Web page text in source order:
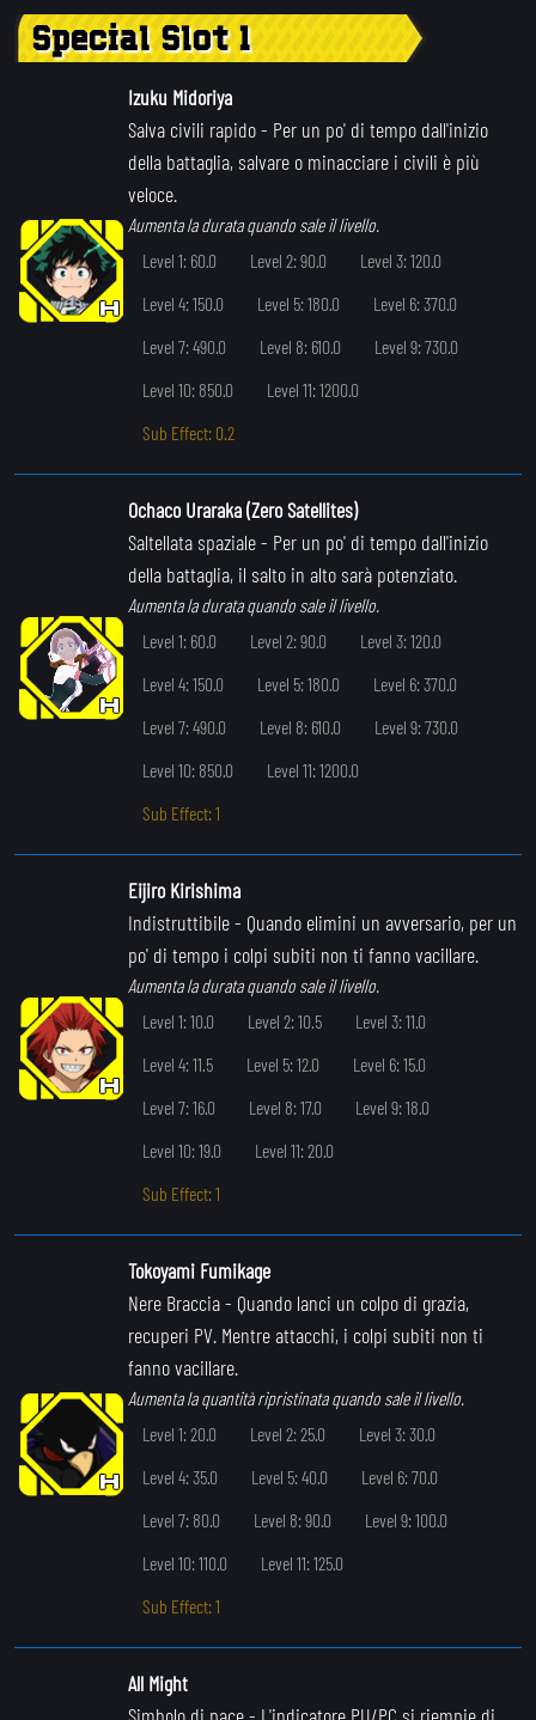
Special Slot 1
Izuku Midoriya
Salva civili rapido- Per un po' di tempo dall'inizio
della battaglia, salvare o minacciare i civili è più
veloce.
Aumenta la durata quando sale il livello.
Level 1: 60.0
Level 2: 90.0
Level 3: 120.0
Level 4: 150.0
Level 5: 180.0
Level 6: 370.0
Level 7: 490.0
Level 8: 610.0
Level 9: 730.0
Level 10: 850.0
Level 11: 1200.0
Sub Effect: 0.2
Ochaco Uraraka (Zero Satellites)
Saltellata spaziale- Per un po' di tempo dall'inizio
della battaglia, il salto in alto sarà potenziato.
Aumenta la durata quando sale il livello.
Level 1: 60.0
Level 2: 90.0
Level 3: 120.0
Level 4: 150.0
Level 5: 180.0
Level 6: 370.0
Level 7: 490.0
Level 8: 610.0
Level 9: 730.0
Level 10: 850.0
Level 11: 1200.0
Sub Effect: 1
Eijiro Kirishima
Indistruttibile- Quando elimini un avversario, per un
po' di tempo i colpi subiti non ti fanno vacillare.
Aumenta la durata quando sale il livello.
Level 1: 10.0
Level 2: 10.5
Level 3: 11.0
Level 4: 11.5
Level 5: 12.0
Level 6: 15.0
Level 7: 16.0
Level 8: 17.0
Level 9: 18.0
Level 10: 19.0
Level 11: 20.0
Sub Effect: 1
Tokoyami Fumikage
Nere Braccia- Quando lanci un colpo di grazia,
recuperi PV. Mentre attacchi, i colpi subiti non ti
fanno vacillare.
Aumenta la quantità ripristinata quando sale il livello.
Level 1: 20.0
Level 2: 25.0
Level 3: 30.0
Level 4: 35.0
Level 5: 40.0
Level 6: 70.0
Level 7: 80.0
Level 8: 90.0
Level 9: 100.0
Level 10: 110.0
Level 11: 125.0
Sub Effect: 1
All Might